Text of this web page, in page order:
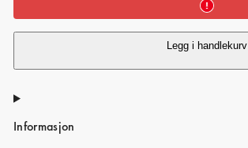
Legg i handlekurv
Informasjon